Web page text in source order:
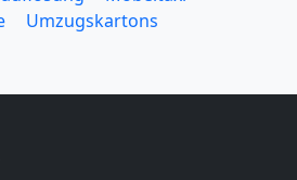
Umzugskartons